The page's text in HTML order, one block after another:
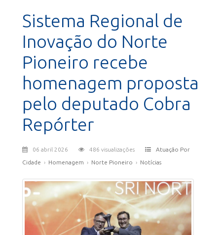
Sistema Regional de
Inovação do Norte
Pioneiro recebe
homenagem proposta
pelo deputado Cobra
Repórter
06 abril 2026 486 visualizações
Atuação Por
Cidade › Homenagem › Norte Pioneiro › Notícias